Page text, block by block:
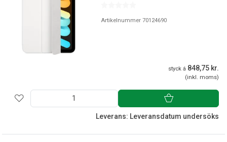
Artikelnummer 70124690
styck á 848,75 kr.
(inkl. moms)
Leverans: Leveransdatum undersöks